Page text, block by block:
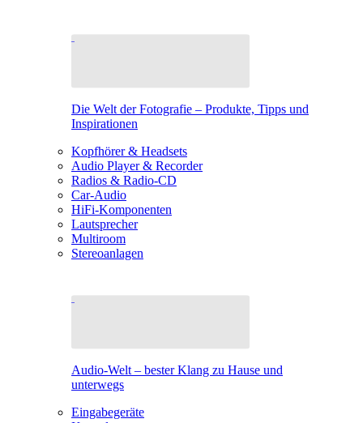
Die Welt der Fotografie – Produkte, Tipps und
Inspirationen
Kopfhörer & Headsets
Audio Player & Recorder
Radios & Radio-CD
Car-Audio
HiFi-Komponenten
Lautsprecher
Multiroom
Stereoanlagen
Audio-Welt – bester Klang zu Hause und
unterwegs
Eingabegeräte